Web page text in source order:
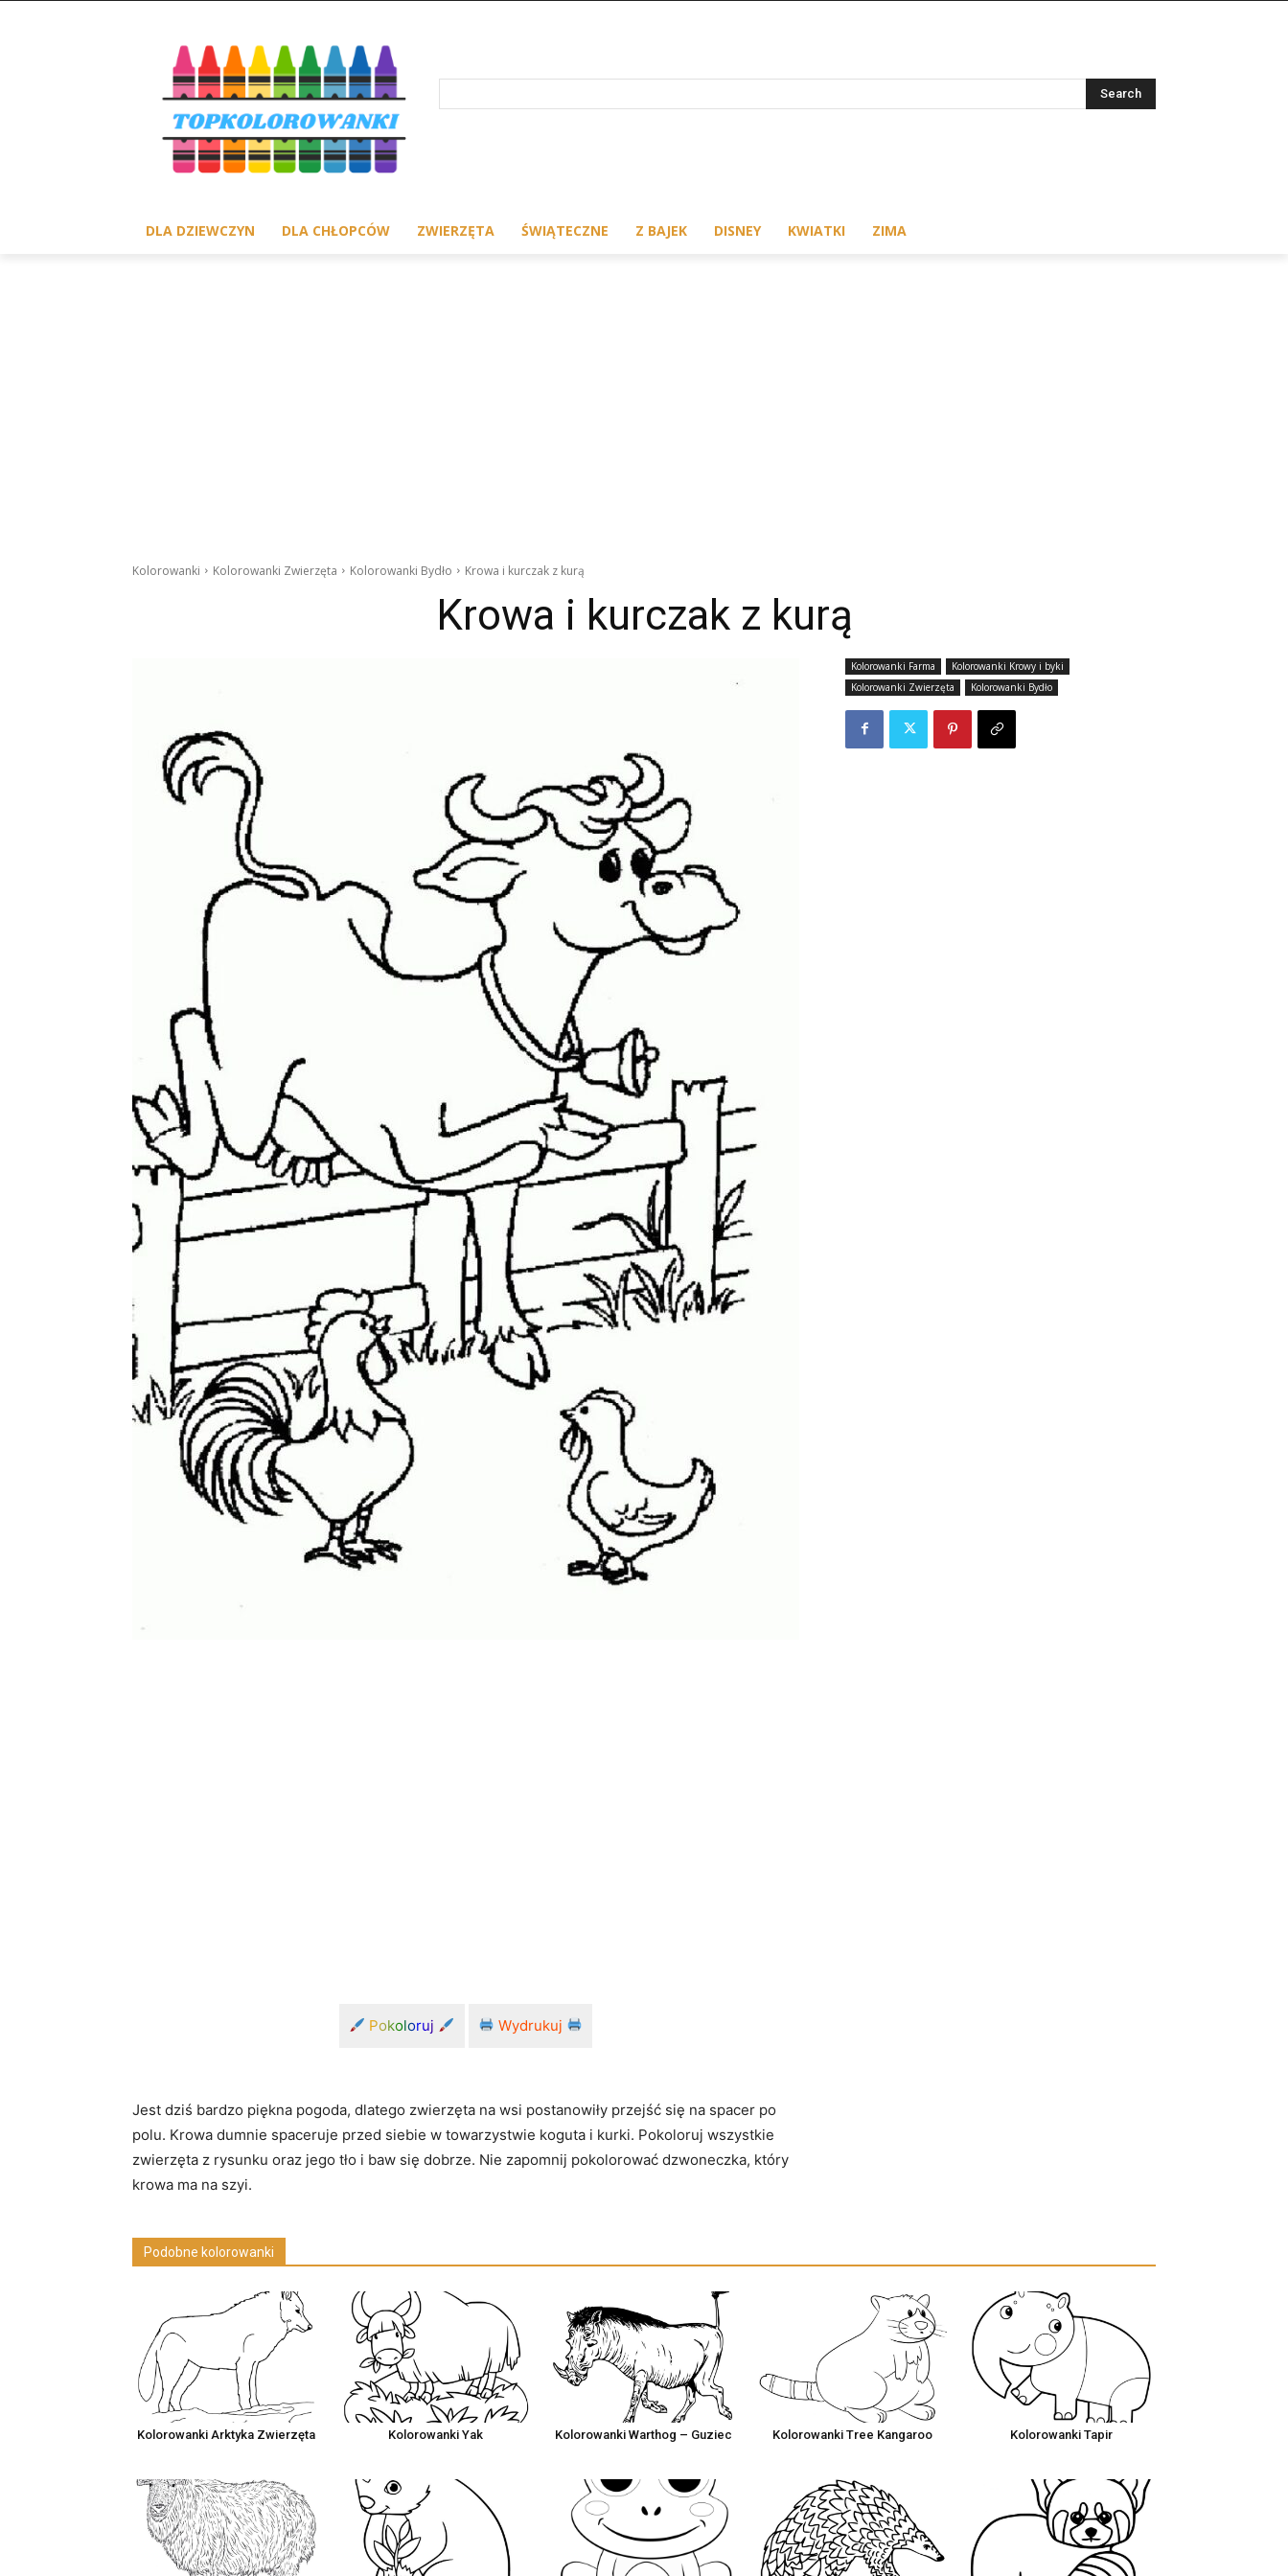
Search
DLA DZIEWCZYN DLA CHŁOPCÓW ZWIERZĘTA ŚWIĄTECZNE Z BAJEK DISNEY KWIATKI ZIMA
Kolorowanki Kolorowanki Zwierzęta Kolorowanki Bydło Krowa i kurczak z kurą
Krowa i kurczak z kurą
Pokoloruj Wydrukuj
Jest dziś bardzo piękna pogoda, dlatego zwierzęta na wsi postanowiły przejść się na spacer po
polu. Krowa dumnie spaceruje przed siebie w towarzystwie koguta i kurki. Pokoloruj wszystkie
zwierzęta z rysunku oraz jego tło i baw się dobrze. Nie zapomnij pokolorować dzwoneczka, który
krowa ma na szyi.
Kolorowanki Farma
Kolorowanki Krowy i byki
Kolorowanki Zwierzęta
Kolorowanki Bydło
Podobne kolorowanki
Kolorowanki Arktyka Zwierzęta Kolorowanki Yak Kolorowanki Warthog – Guziec Kolorowanki Tree Kangaroo Kolorowanki Tapir